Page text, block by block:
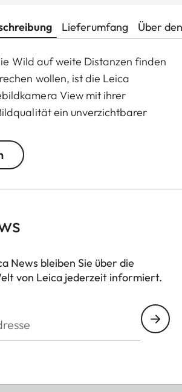
Lieferumfang Über
Wild auf weite Distanzen finden
wollen, ist die Leica
View mit ihrer
ein unverzichtbarer
Witterungs-bedingungen.
News bleiben Sie über die
von Leica jederzeit informiert.